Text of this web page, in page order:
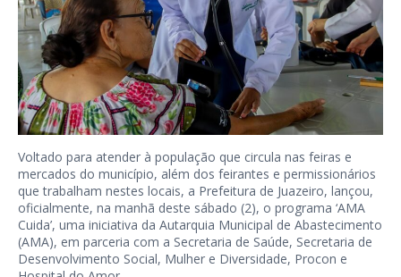
Voltado para atender à população que circula nas feiras e
mercados do município, além dos feirantes e permissionários
que trabalham nestes locais, a Prefeitura de Juazeiro, lançou,
oficialmente, na manhã deste sábado (2), o programa ‘AMA
Cuida’, uma iniciativa da Autarquia Municipal de Abastecimento
(AMA), em parceria com a Secretaria de Saúde, Secretaria de
Desenvolvimento Social, Mulher e Diversidade, Procon e